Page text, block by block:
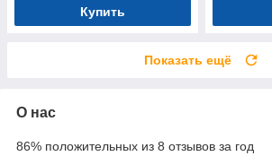
Купить
Показать ещё
О нас
86% положительных из 8 отзывов за год